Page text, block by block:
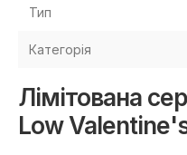
Тип
Категорія
Лімітована
Low